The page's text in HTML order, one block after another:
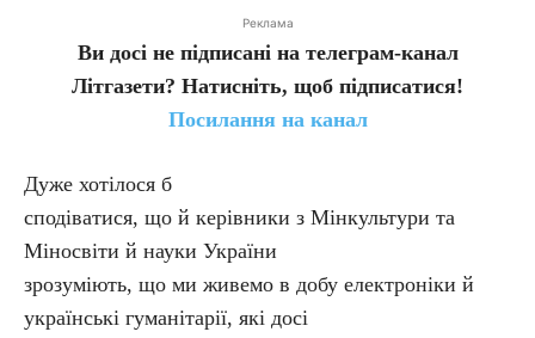
Реклама
Ви досі не підписані на телеграм-канал
Літгазети? Натисніть, щоб підписатися!
Посилання на канал
Дуже хотілося б
сподіватися, що й керівники з Мінкультури та
Міносвіти й науки України
зрозуміють, що ми живемо в добу електроніки й
українські гуманітарії, які досі